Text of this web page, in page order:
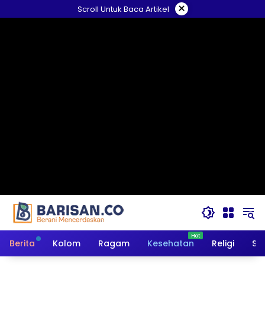
ke
Scroll Untuk Baca Artikel ×
Berita Kolom Ragam Kesehatan Religi